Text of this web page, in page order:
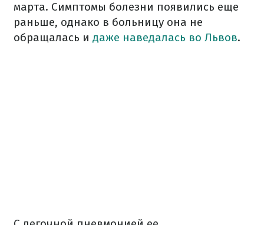
марта. Симптомы болезни появились еще
раньше, однако в больницу она не
обращалась и даже наведалась во Львов.